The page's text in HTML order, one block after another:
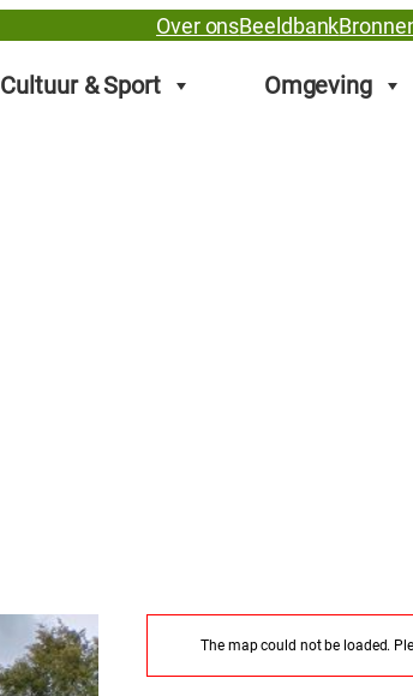
Over onsBeeldbank
Cultuur & Sport Omgeving
The map could not be loaded.